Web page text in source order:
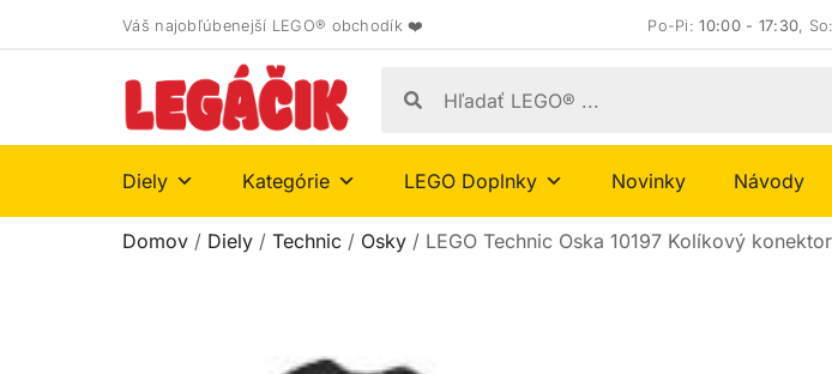
Váš najobľúbenejší LEGO® obchodík ❤️ Po-Pi:10:00 - 17:30,
Diely Kategórie LEGO Doplnky Novinky Návody
Domov / Diely / Technic / Osky / LEGO Technic Oska 10197 Kolíkový